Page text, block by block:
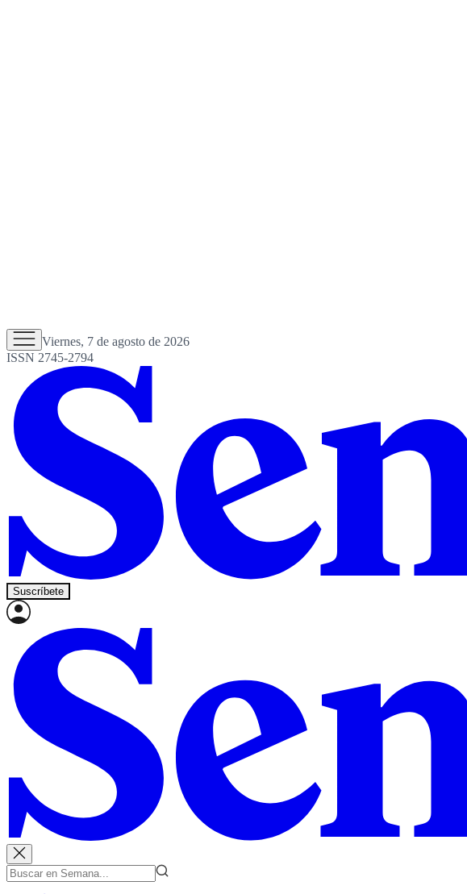
Viernes, 7 de agosto de 2026
ISSN 2745-2794
Suscríbete